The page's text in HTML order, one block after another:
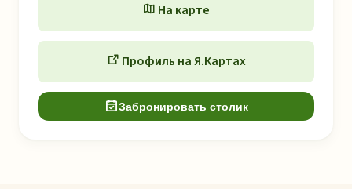
На карте
Профиль на Я.Картах
Забронировать столик